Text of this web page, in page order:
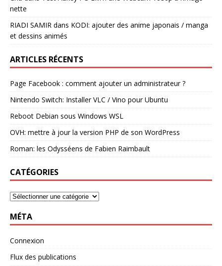
nette
RIADI SAMIR dans KODI: ajouter des anime japonais / manga
et dessins animés
ARTICLES RÉCENTS
Page Facebook : comment ajouter un administrateur ?
Nintendo Switch: Installer VLC / Vino pour Ubuntu
Reboot Debian sous Windows WSL
OVH: mettre à jour la version PHP de son WordPress
Roman: les Odysséens de Fabien Raimbault
CATÉGORIES
MÉTA
Connexion
Flux des publications